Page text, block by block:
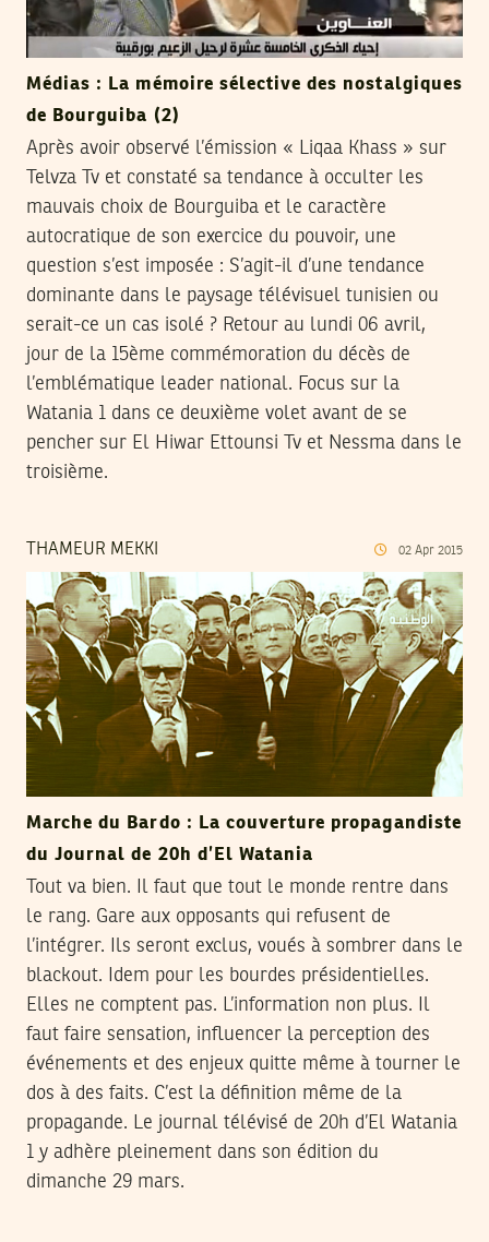
Médias : La mémoire sélective des nostalgiques
de Bourguiba (2)
Après avoir observé l’émission « Liqaa Khass » sur
Telvza Tv et constaté sa tendance à occulter les
mauvais choix de Bourguiba et le caractère
autocratique de son exercice du pouvoir, une
question s’est imposée : S’agit-il d’une tendance
dominante dans le paysage télévisuel tunisien ou
serait-ce un cas isolé ? Retour au lundi 06 avril,
jour de la 15ème commémoration du décès de
l’emblématique leader national. Focus sur la
Watania 1 dans ce deuxième volet avant de se
pencher sur El Hiwar Ettounsi Tv et Nessma dans le
troisième.
THAMEUR MEKKI 02 Apr 2015
Marche du Bardo : La couverture propagandiste
du Journal de 20h d’El Watania
Tout va bien. Il faut que tout le monde rentre dans
le rang. Gare aux opposants qui refusent de
l’intégrer. Ils seront exclus, voués à sombrer dans le
blackout. Idem pour les bourdes présidentielles.
Elles ne comptent pas. L’information non plus. Il
faut faire sensation, influencer la perception des
événements et des enjeux quitte même à tourner le
dos à des faits. C’est la définition même de la
propagande. Le journal télévisé de 20h d’El Watania
1 y adhère pleinement dans son édition du
dimanche 29 mars.